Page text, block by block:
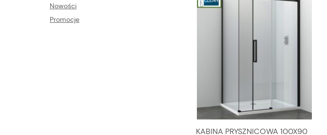
Nowości
Promocje
KABINA PRYSZNICOWA 100X90